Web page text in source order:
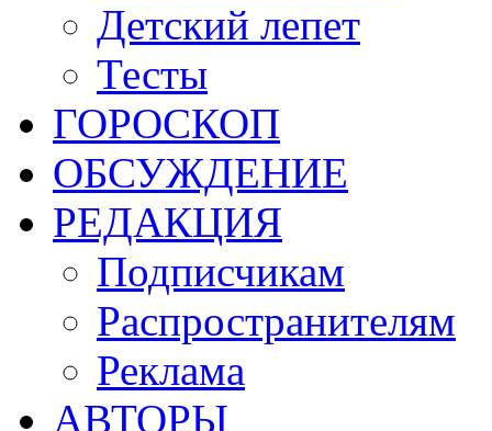
Детский лепет
Тесты
ГОРОСКОП
ОБСУЖДЕНИЕ
РЕДАКЦИЯ
Подписчикам
Распространителям
Реклама
АВТОРЫ